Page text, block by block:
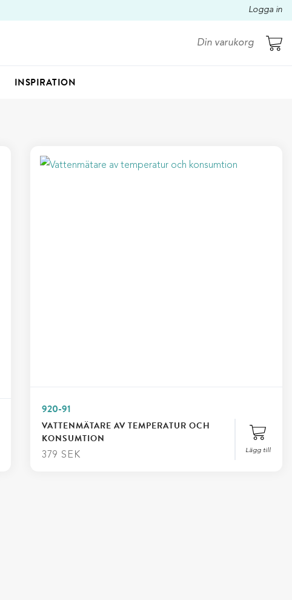
Logga in
Din varukorg
INSPIRATION
920-91
VATTENMÄTARE AV TEMPERATUR OCH
KONSUMTION
379 SEK Lägg till